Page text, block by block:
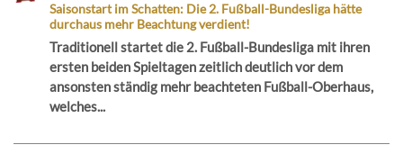
Saisonstart im Schatten: Die 2. Fußball-Bundesliga hätte
durchaus mehr Beachtung verdient!
Traditionell startet die 2. Fußball-Bundesliga mit ihren
ersten beiden Spieltagen zeitlich deutlich vor dem
ansonsten ständig mehr beachteten Fußball-Oberhaus,
welches...